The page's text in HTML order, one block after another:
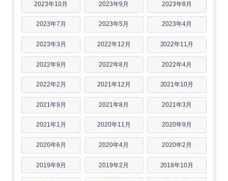
2023年10月 2023年9月 2023年8月
2023年7月 2023年5月 2023年4月
2023年3月 2022年12月 2022年11月
2022年9月 2022年8月 2022年4月
2022年2月 2021年12月 2021年10月
2021年9月 2021年8月 2021年3月
2021年1月 2020年11月 2020年9月
2020年6月 2020年4月 2020年2月
2019年9月 2019年2月 2018年10月